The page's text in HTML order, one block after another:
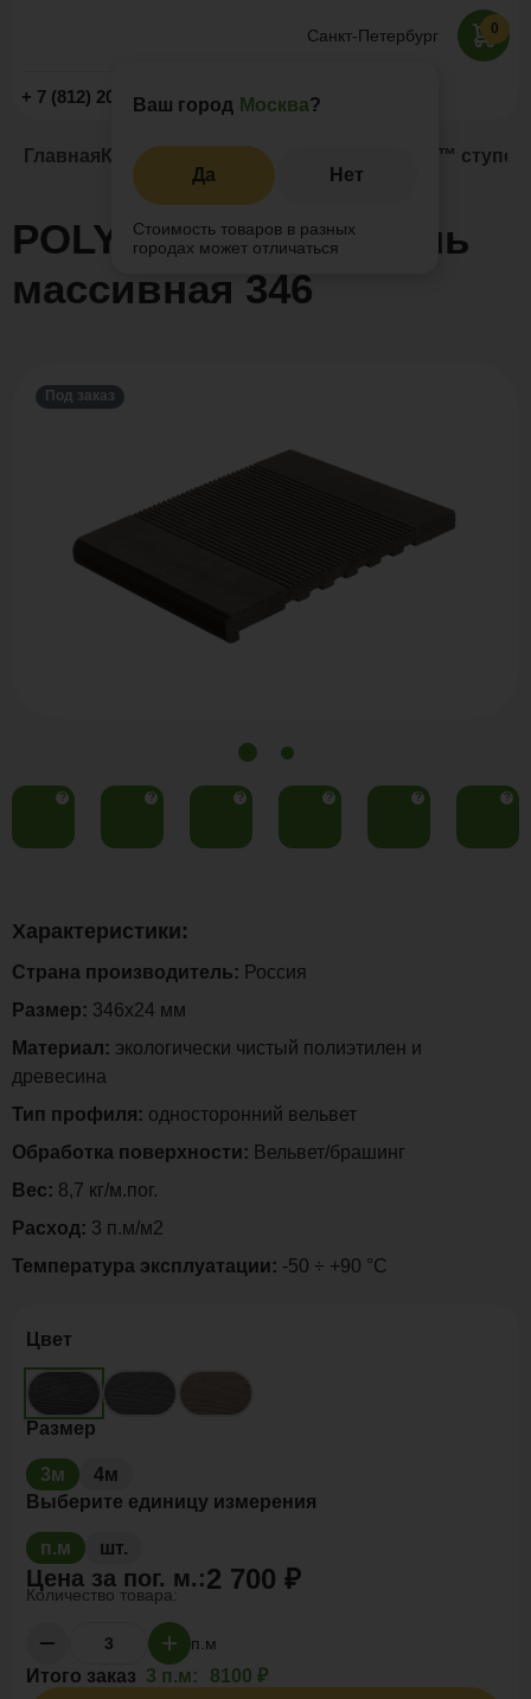
Санкт-Петербург
Ваш город Москва?
Да Нет
Стоимость товаров в разных
городах может отличаться
+ 7 (812) 209-19-59 Заказать звонок
0
Главная Каталог Ступени из ДПК POLYWOOD™
POLYWOOD™ ступень
массивная 346
Под заказ
? ? ? ? ? ?
Цвет
Размер
3м
4м
Выберите единицу измерения
п.м шт.
Цена за пог. м.:2 700 ₽
Количество товара:
п.м
Итого заказ 3 п.м: 8100 ₽
Характеристики:
Страна производитель: Россия
Размер: 346х24 мм
Материал: экологически чистый полиэтилен и
древесина
Тип профиля: односторонний вельвет
Обработка поверхности: Вельвет/брашинг
Вес: 8,7 кг/м.пог.
Расход: 3 п.м/м2
Температура эксплуатации: -50 ÷ +90 °C